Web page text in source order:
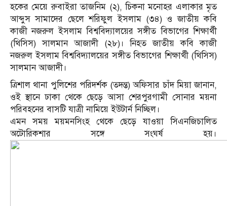
হকের মেয়ে রুবাইরা তাজনিম (২), চিকনা মনোহর এলাকার মৃত
আব্দুস সামাদের ছেলে শরিফুল ইসলাম (৩৪) ও জাতীয় কবি
কাজী নজরুল ইসলাম বিশ্ববিদ্যালয়ের সঙ্গীত বিভাগের শিক্ষার্থী
(থিসিস) সালমান আজাদী (২৮)। নিহত জাতীয় কবি কাজী
নজরুল ইসলাম বিশ্ববিদ্যালয়ের সঙ্গীত বিভাগের শিক্ষার্থী (থিসিস)
সালমান আজাদী।
ত্রিশাল থানা পুলিশের পরিদর্শক (তদন্ত) অফিসার চাঁদ মিয়া জানান,
ওই স্থানে ঢাকা থেকে ছেড়ে আসা শেরপুরগামী সোনার ময়না
পরিবহনের বাসটি যাত্রী নামিয়ে ইউটার্ন নিচ্ছিল।
এমন সময় ময়মনসিংহ থেকে ছেড়ে যাওয়া সিএনজিচালিত
অটোরিকশার সঙ্গে সংঘর্ষ হয়।